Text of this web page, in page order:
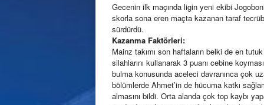
Gecenin ilk maçında ligin yeni ekibi
skorla sona eren maçta kazanan taraf
sürdürdü.
Kazanma Faktörleri:
Mainz takımı son haftaların belki de en
silahlarını kullanarak 3 puanı cebine
bulma konusunda aceleci davranınca çok
bölümlerde Ahmet’in de hücuma katkı
almasını bildi. Orta alanda çok top kaybı